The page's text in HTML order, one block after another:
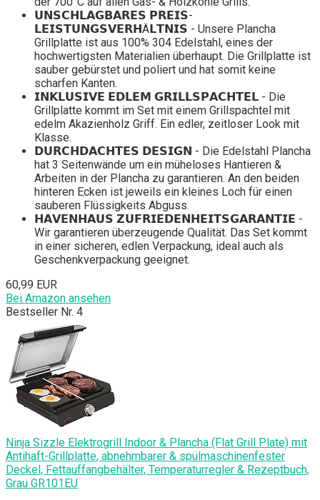
𝗨𝗡𝗦𝗖𝗛𝗟𝗔𝗚𝗕𝗔𝗥𝗘𝗦 𝗣𝗥𝗘𝗜𝗦-
𝗟𝗘𝗜𝗦𝗧𝗨𝗡𝗚𝗦𝗩𝗘𝗥𝗛Ä𝗟𝗧𝗡𝗜𝗦 - Unsere Plancha
Grillplatte ist aus 100% 304 Edelstahl, eines der
hochwertigsten Materialien überhaupt. Die Grillplatte ist
sauber gebürstet und poliert und hat somit keine
scharfen Kanten.
𝗜𝗡𝗞𝗟𝗨𝗦𝗜𝗩𝗘 𝗘𝗗𝗟𝗘𝗠 𝗚𝗥𝗜𝗟𝗟𝗦𝗣𝗔𝗖𝗛𝗧𝗘𝗟 - Die
Grillplatte kommt im Set mit einem Grillspachtel mit
edelm Akazienholz Griff. Ein edler, zeitloser Look mit
Klasse.
𝗗𝗨𝗥𝗖𝗛𝗗𝗔𝗖𝗛𝗧𝗘𝗦 𝗗𝗘𝗦𝗜𝗚𝗡 - Die Edelstahl Plancha
hat 3 Seitenwände um ein müheloses Hantieren &
Arbeiten in der Plancha zu garantieren. An den beiden
hinteren Ecken ist jeweils ein kleines Loch für einen
sauberen Flüssigkeits Abguss.
𝗛𝗔𝗩𝗘𝗡𝗛𝗔𝗨𝗦 𝗭𝗨𝗙𝗥𝗜𝗘𝗗𝗘𝗡𝗛𝗘𝗜𝗧𝗦𝗚𝗔𝗥𝗔𝗡𝗧𝗜𝗘 -
Wir garantieren überzeugende Qualität. Das Set kommt
in einer sicheren, edlen Verpackung, ideal auch als
Geschenkverpackung geeignet.
60,99 EUR
Bei Amazon ansehen
Bestseller Nr. 4
Ninja Sizzle Elektrogrill Indoor & Plancha (Flat Grill Plate) mit
Antihaft-Grillplatte, abnehmbarer & spülmaschinenfester
Deckel, Fettauffangbehälter, Temperaturregler & Rezeptbuch,
Grau GR101EU